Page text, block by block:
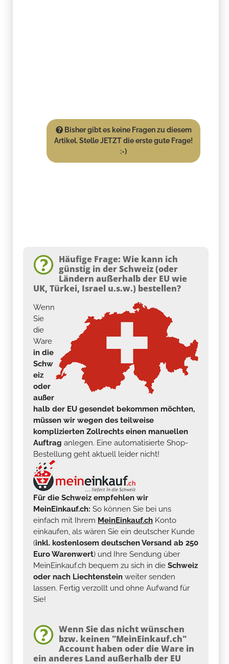
Bisher gibt es keine Fragen zu diesem
Artikel. Stelle JETZT die erste gute Frage!
:-)
Häufige Frage: Wie kann ich
günstig in der Schweiz (oder
Ländern außerhalb der EU wie
UK, Türkei, Israel u.s.w.) bestellen?
Wenn
Sie
die
Ware
in die
Schw
eiz
oder
außer
halb der EU gesendet bekommen möchten,
müssen wir wegen des teilweise
komplizierten Zollrechts einen manuellen
Auftrag anlegen. Eine automatisierte Shop-
Bestellung geht aktuell leider nicht!
Für die Schweiz empfehlen wir
MeinEinkauf.ch: So können Sie bei uns
einfach mit Ihrem MeinEinkauf.ch Konto
einkaufen, als wären Sie ein deutscher Kunde
(inkl. kostenlosem deutschen Versand ab 250
Euro Warenwert) und Ihre Sendung über
MeinEinkauf.ch bequem zu sich in die Schweiz
oder nach Liechtenstein weiter senden
lassen. Fertig verzollt und ohne Aufwand für
Sie!
Wenn Sie das nicht wünschen
bzw. keinen "MeinEinkauf.ch"
Account haben oder die Ware in
ein anderes Land außerhalb der EU